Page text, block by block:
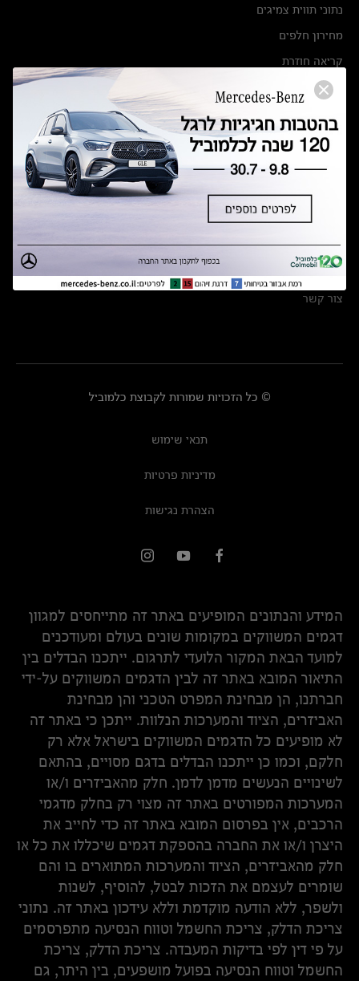
נתוני תווית צמיגים
מחירון חלפים
קריאה חוזרת
הודעה על הטבות לרכבי מרצדס בהסדר פשרה בתצ 56447-02-19
תקנון ימי מכירות 120 לכלמוביל
מצאו אותנו
אולמות תצוגה
מרכזי שירות
צור קשר
© כל הזכויות שמורות לקבוצת כלמוביל
תנאי שימוש
מדיניות פרטיות
הצהרת נגישות
המידע והנתונים המופיעים באתר זה מתייחסים למגוון
דגמים המשווקים במקומות שונים בעולם ומעודכנים
למועד הבאת המקור הלועדי לתרגום. ייתכנו הבדלים בין
התיאור המובא באתר זה לבין הדגמים המשווקים על-ידי
חברתנו, הן מבחינת המפרט הטכני והן מבחינת
האביזרים, הציוד והמערכות הנלוות. ייתכן כי באתר זה
לא מופיעים כל הדגמים המשווקים בישראל אלא רק
חלקם, וכמו כן ייתכנו הבדלים בדגם מסויים, בהתאם
לשינויים הנעשים מדמן לדמן. חלק מהאביזרים ו/או
המערכות המפורטים באתר זה מצוי רק בחלק מדגמי
הרכבים, אין בפרסום המובא באתר זה כדי לחייב את
היצרן ו/או את החברה בהספקת דגמים שיכללו את כל או
חלק מהאביזרים, הציוד והמערכות המתוארים בו והם
שומרים לעצמם את הזכות לבטל, להוסיף, לשנות
ולשפר, ללא הודעה מוקדמת וללא עידכון באתר זה. נתוני
צריכת הדלק, צריכת החשמל וטווח הנסיעה מתפרסמים
על פי דין לפי בדיקות המעבדה. צריכת הדלק, צריכת
החשמל וטווח הנסיעה בפועל מושפעים, בין היתר, גם